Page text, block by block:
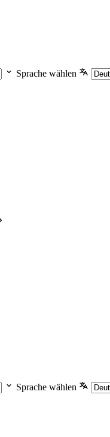
Sprache wählen
Sprache wählen